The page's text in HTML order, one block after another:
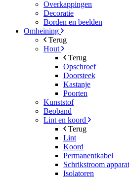
Overkappingen
Decoratie
Borden en beelden
Omheining
Terug
Hout
Terug
Opschroef
Doorsteek
Kastanje
Poorten
Kunststof
Beoband
Lint en koord
Terug
Lint
Koord
Permanentkabel
Schrikstroom
Isolatoren